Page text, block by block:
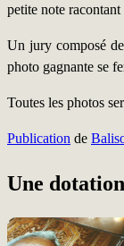
petite note
Un jury composé
photo gagnante se
Toutes les photos
Publication de
Une